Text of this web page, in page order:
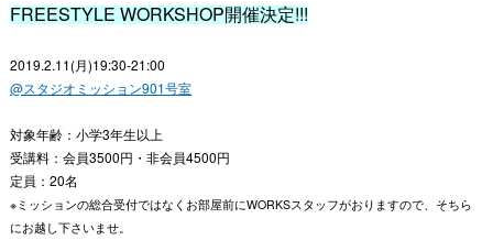
FREESTYLE WORKSHOP開催決定!!!
2019.2.11(月)19:30-21:00
@スタジオミッション901号室
対象年齢：小学3年生以上
受講料：会員3500円・非会員4500円
定員：20名
※ミッションの総合受付ではなくお部屋前にWORKSスタッフがおりますので、そちら
にお越し下さいませ。